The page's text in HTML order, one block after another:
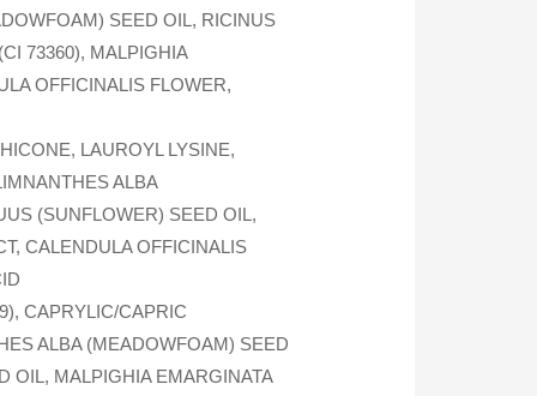
SEED OIL, RICINUS
73360), MALPIGHIA
OFFICINALIS FLOWER,
LAUROYL LYSINE,
ALBA
(SUNFLOWER) SEED OIL,
CALENDULA OFFICINALIS
CAPRYLIC/CAPRIC
ALBA (MEADOWFOAM) SEED
OIL, MALPIGHIA EMARGINATA